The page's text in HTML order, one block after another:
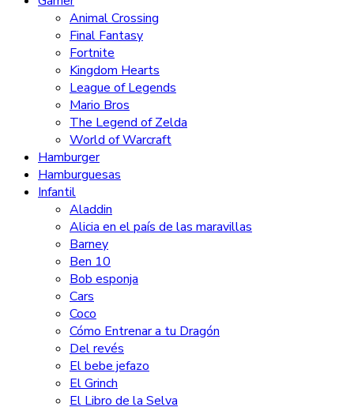
Animal Crossing
Final Fantasy
Fortnite
Kingdom Hearts
League of Legends
Mario Bros
The Legend of Zelda
World of Warcraft
Hamburger
Hamburguesas
Infantil
Aladdin
Alicia en el país de las maravillas
Barney
Ben 10
Bob esponja
Cars
Coco
Cómo Entrenar a tu Dragón
Del revés
El bebe jefazo
El Grinch
El Libro de la Selva